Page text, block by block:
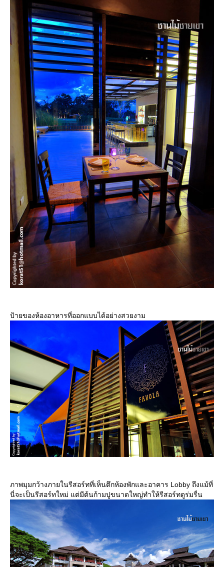
ป้ายของห้องอาหารที่ออกแบบได้อย่างสวยงาม
ภาพมุมกว้างภายในรีสอร์ทที่เห็นตึกห้องพักและอาคาร Lobby ถึงแม้ที่
นี่จะเป็นรีสอร์ทใหม่ แต่มีต้นก้ามปูขนาดใหญ่ทำให้รีสอร์ทดูร่มรื่น